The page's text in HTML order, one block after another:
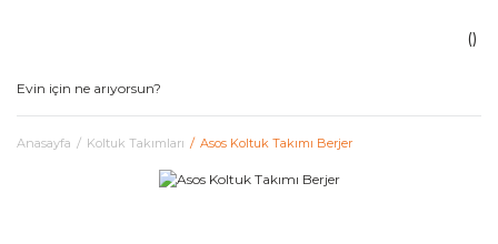
Anasayfa Koltuk Takımları Asos Koltuk Takımı Berjer